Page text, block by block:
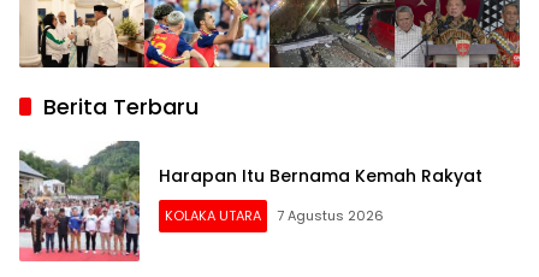
Berita Terbaru
Harapan Itu Bernama Kemah Rakyat
KOLAKA UTARA 7 Agustus 2026